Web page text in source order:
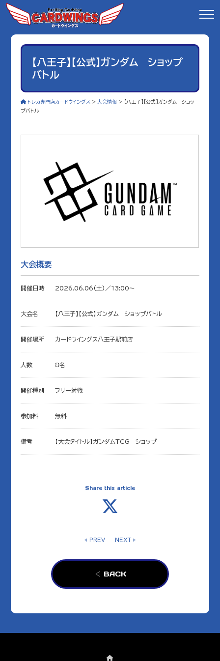
【八王子】【公式】ガンダム ショップ
バトル
トレカ専門店カードウイングス >大会情報 > 【八王子】【公式】ガンダム ショッ
プバトル
大会概要
開催日時 2026.06.06(土)／13:00〜
大会名 【八王子】【公式】ガンダム ショップバトル
開催場所 カードウイングス八王子駅前店
人数 8名
開催種別 フリー対戦
参加料 無料
備考 【大会タイトル】ガンダムTCG ショップ
Share this article
◁ PREV NEXT ▷
◁ BACK